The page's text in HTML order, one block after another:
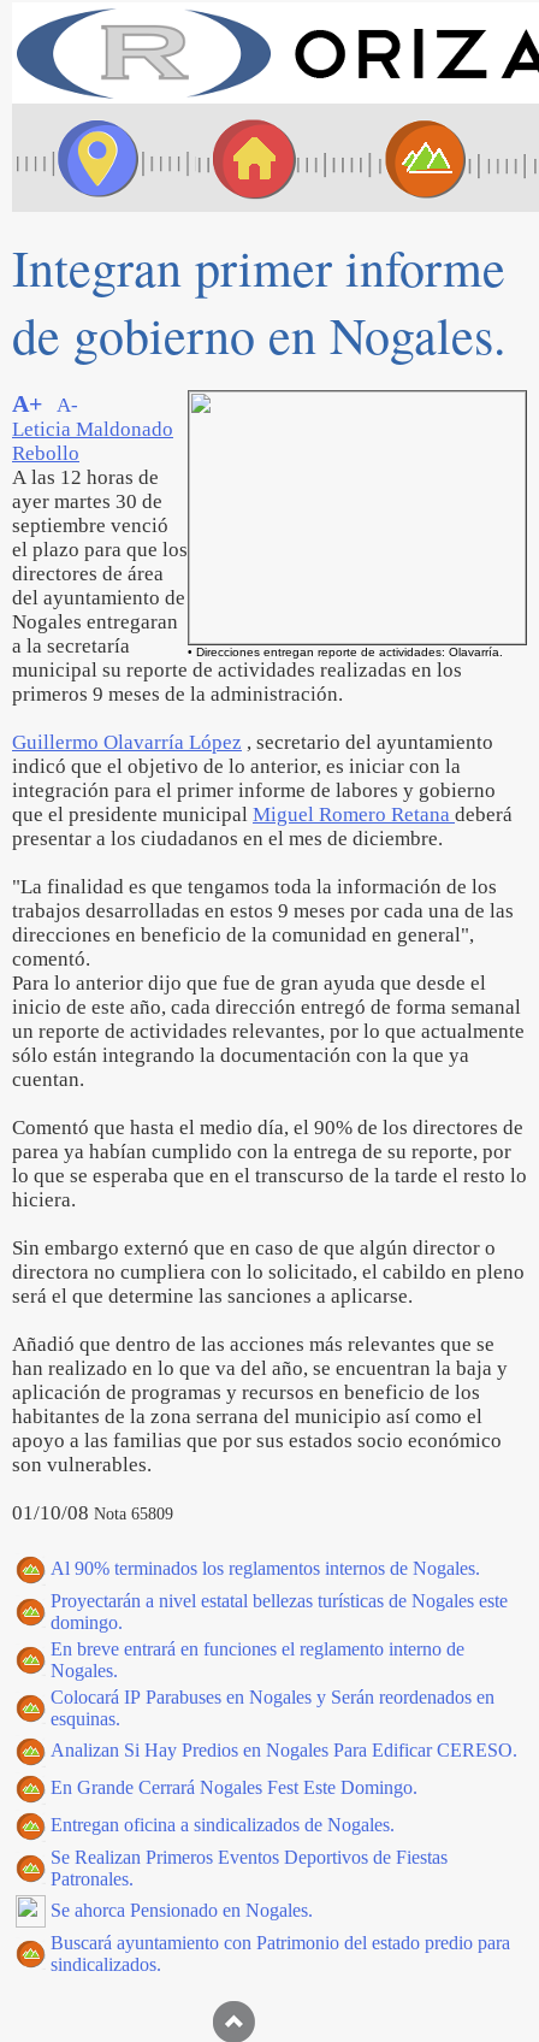
Integran primer informe
de gobierno en Nogales.
• Direcciones entregan reporte de actividades: Olavarría.
A+
A-
Leticia Maldonado
Rebollo
A las 12 horas de
ayer martes 30 de
septiembre venció
el plazo para que los
directores de área
del ayuntamiento de
Nogales entregaran
a la secretaría
municipal su reporte de actividades realizadas en los
primeros 9 meses de la administración.
Guillermo Olavarría López , secretario del ayuntamiento
indicó que el objetivo de lo anterior, es iniciar con la
integración para el primer informe de labores y gobierno
que el presidente municipal Miguel Romero Retana deberá
presentar a los ciudadanos en el mes de diciembre.
"La finalidad es que tengamos toda la información de los
trabajos desarrolladas en estos 9 meses por cada una de las
direcciones en beneficio de la comunidad en general",
comentó.
Para lo anterior dijo que fue de gran ayuda que desde el
inicio de este año, cada dirección entregó de forma semanal
un reporte de actividades relevantes, por lo que actualmente
sólo están integrando la documentación con la que ya
cuentan.
Comentó que hasta el medio día, el 90% de los directores de
parea ya habían cumplido con la entrega de su reporte, por
lo que se esperaba que en el transcurso de la tarde el resto lo
hiciera.
Sin embargo externó que en caso de que algún director o
directora no cumpliera con lo solicitado, el cabildo en pleno
será el que determine las sanciones a aplicarse.
Añadió que dentro de las acciones más relevantes que se
han realizado en lo que va del año, se encuentran la baja y
aplicación de programas y recursos en beneficio de los
habitantes de la zona serrana del municipio así como el
apoyo a las familias que por sus estados socio económico
son vulnerables.
01/10/08 Nota 65809
Al 90% terminados los reglamentos internos de Nogales.
Proyectarán a nivel estatal bellezas turísticas de Nogales este
domingo.
En breve entrará en funciones el reglamento interno de
Nogales.
Colocará IP Parabuses en Nogales y Serán reordenados en
esquinas.
Analizan Si Hay Predios en Nogales Para Edificar CERESO.
En Grande Cerrará Nogales Fest Este Domingo.
Entregan oficina a sindicalizados de Nogales.
Se Realizan Primeros Eventos Deportivos de Fiestas
Patronales.
Se ahorca Pensionado en Nogales.
Buscará ayuntamiento con Patrimonio del estado predio para
sindicalizados.